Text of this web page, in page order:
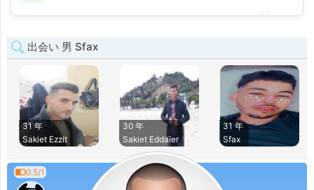
💕
出会い 男 Sfax
31 年
Sakiet Ezzit
30 年
Sakiet Eddaïer
31 年
Sfax
0.5/1